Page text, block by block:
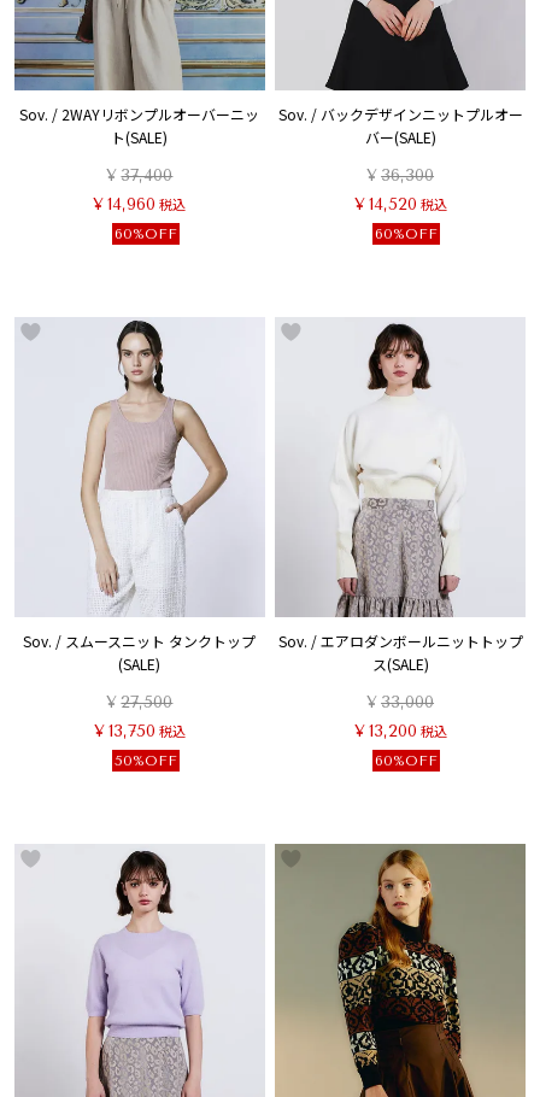
Sov. / 2WAYリボンプルオーバーニッ
ト(SALE)
¥ 37,400
¥ 14,960 税込
60%OFF
Sov. / バックデザインニットプルオー
バー(SALE)
¥36,300
¥ 14,520 税込
60%OFF
Sov. / スムースニット タンクトップ
(SALE)
¥ 27,500
¥13,750 税込
50%OFF
Sov. / エアロダンボールニットトップ
ス(SALE)
¥33,000
¥ 13,200 税込
60%OFF